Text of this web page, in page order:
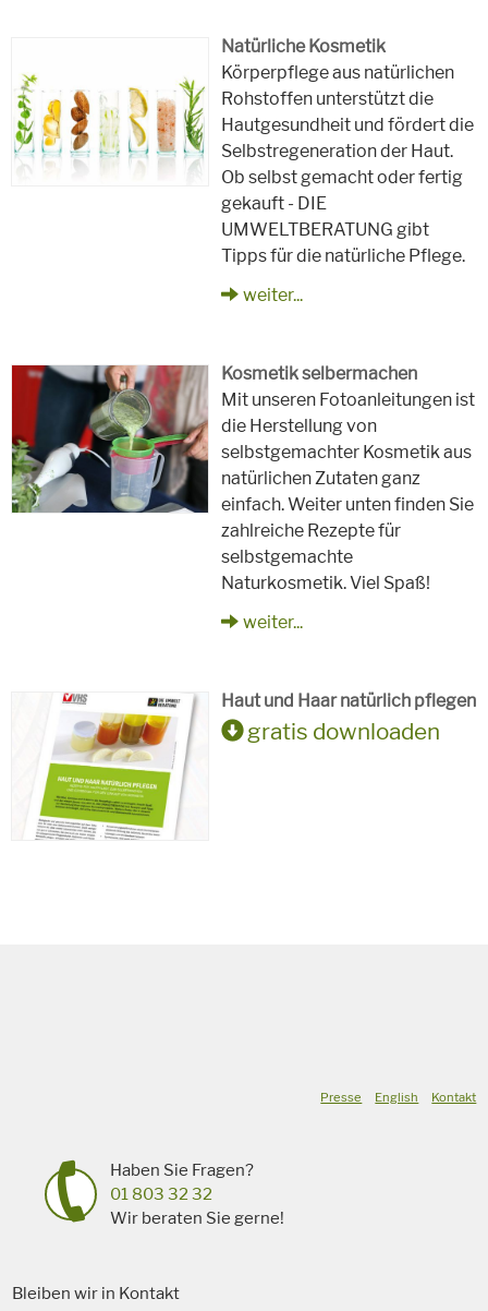
Natürliche Kosmetik
Körperpflege aus natürlichen
Rohstoffen unterstützt die
Hautgesundheit und fördert die
Selbstregeneration der Haut.
Ob selbst gemacht oder fertig
gekauft - DIE
UMWELTBERATUNG gibt
Tipps für die natürliche Pflege.
weiter...
Kosmetik selbermachen
Mit unseren Fotoanleitungen ist
die Herstellung von
selbstgemachter Kosmetik aus
natürlichen Zutaten ganz
einfach. Weiter unten finden Sie
zahlreiche Rezepte für
selbstgemachte
Naturkosmetik. Viel Spaß!
weiter...
Haut und Haar natürlich pflegen
gratis downloaden
Presse English Kontakt
Haben Sie Fragen?
01 803 32 32
Wir beraten Sie gerne!
Bleiben wir in Kontakt